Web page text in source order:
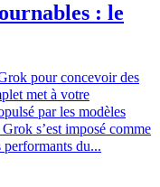
: le
pour concevoir des
met à votre
par les modèles
s’est imposé comme
performants du...